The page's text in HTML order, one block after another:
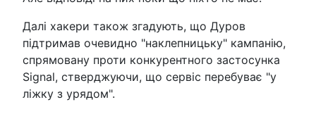
Далі хакери також згадують, що Дуров
підтримав очевидно "наклепницьку" кампанію,
спрямовану проти конкурентного застосунка
Signal, стверджуючи, що сервіс перебуває "у
ліжку з урядом".